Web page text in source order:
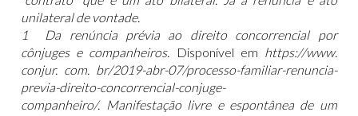
unilateral de vontade.
1 Da renúncia prévia ao direito concorrencial por
cônjuges e companheiros. Disponível em https://www.
conjur. com. br/2019-abr-07/processo-familiar-renuncia-
previa-direito-concorrencial-conjuge-
companheiro/. Manifestação livre e espontânea de um